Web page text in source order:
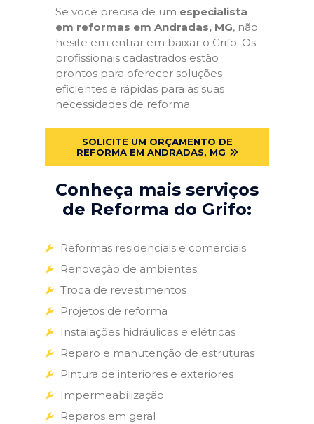
Se você precisa de um especialista
em reformas em Andradas, MG, não
hesite em entrar em baixar o Grifo. Os
profissionais cadastrados estão
prontos para oferecer soluções
eficientes e rápidas para as suas
necessidades de reforma.
SOLICITE UM ORÇAMENTO DE
REFORMA EM ANDRADAS, MG
Conheça mais serviços
de Reforma do Grifo:
Reformas residenciais e comerciais
Renovação de ambientes
Troca de revestimentos
Projetos de reforma
Instalações hidráulicas e elétricas
Reparo e manutenção de estruturas
Pintura de interiores e exteriores
Impermeabilização
Reparos em geral